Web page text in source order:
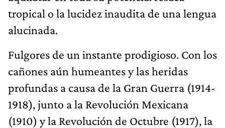
tropical o la lucidez inaudita de una lengua
alucinada.
Fulgores de un instante prodigioso. Con los
cañones aún humeantes y las heridas
profundas a causa de la Gran Guerra (1914-
1918), junto a la Revolución Mexicana
(1910) y la Revolución de Octubre (1917), la